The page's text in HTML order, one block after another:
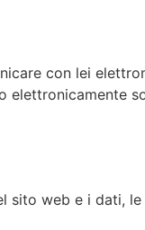
con lei
web e i dati,